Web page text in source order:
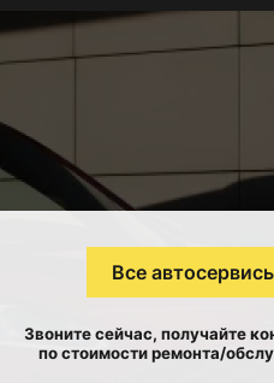
Все
Звоните сейчас, получайте
по стоимости ремонта/